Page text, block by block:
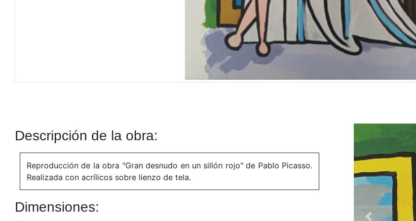
Descripción de la obra:
Reproducción de la obra "Gran desnudo en un sillón rojo" de Pablo Picasso.
Realizada con acrílicos sobre lienzo de tela.
Dimensiones: